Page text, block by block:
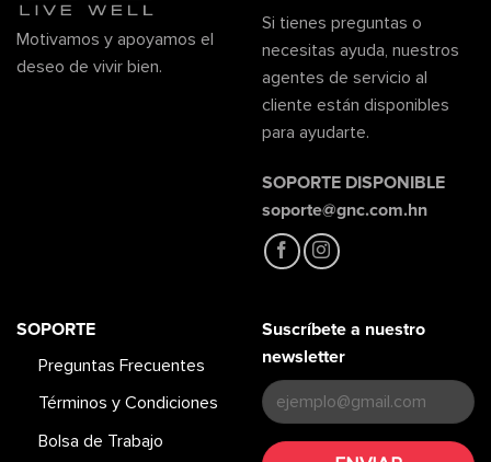
Motivamos y apoyamos el
deseo de vivir bien.
Si tienes preguntas o
necesitas ayuda, nuestros
agentes de servicio al
cliente están disponibles
para ayudarte.
SOPORTE DISPONIBLE
soporte@gnc.com.hn
SOPORTE
Preguntas Frecuentes
Términos y Condiciones
Bolsa de Trabajo
Suscríbete a nuestro
newsletter